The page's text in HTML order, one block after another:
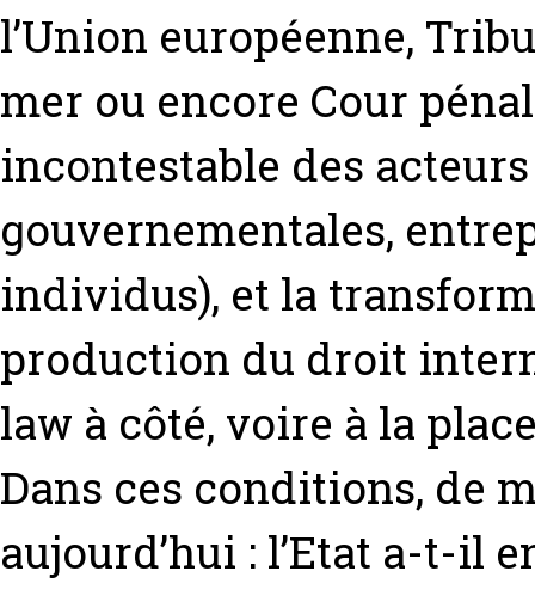
l’Union européenne,
mer ou encore Cour
incontestable des
gouvernementales,
individus), et la
production du droit
law à côté, voire à la
Dans ces conditions, de
aujourd’hui : l’Etat a-t-il